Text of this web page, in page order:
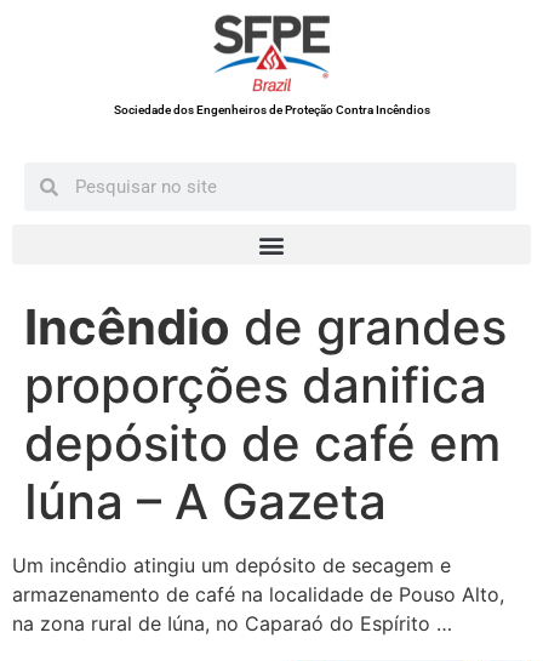
Sociedade dos Engenheiros de Proteção Contra Incêndios
Incêndio de grandes
proporções danifica
depósito de café em
Iúna – A Gazeta
Um incêndio atingiu um depósito de secagem e
armazenamento de café na localidade de Pouso Alto,
na zona rural de Iúna, no Caparaó do Espírito …